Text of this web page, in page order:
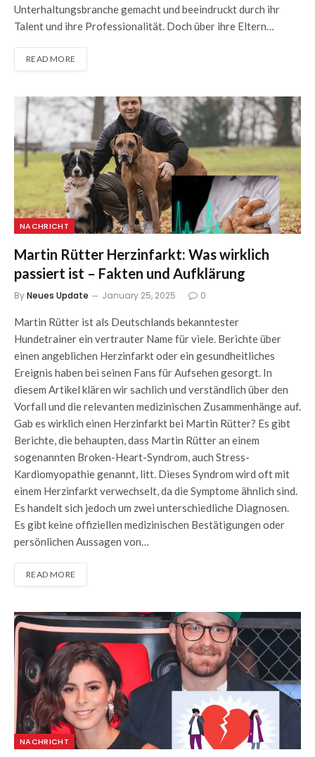
Unterhaltungsbranche gemacht und beeindruckt durch ihr
Talent und ihre Professionalität. Doch über ihre Eltern…
READ MORE
NACHRICHT
Martin Rütter Herzinfarkt: Was wirklich
passiert ist – Fakten und Aufklärung
ByNeues Update January 25, 2025 0
Martin Rütter ist als Deutschlands bekanntester
Hundetrainer ein vertrauter Name für viele. Berichte über
einen angeblichen Herzinfarkt oder ein gesundheitliches
Ereignis haben bei seinen Fans für Aufsehen gesorgt. In
diesem Artikel klären wir sachlich und verständlich über den
Vorfall und die relevanten medizinischen Zusammenhänge auf.
Gab es wirklich einen Herzinfarkt bei Martin Rütter? Es gibt
Berichte, die behaupten, dass Martin Rütter an einem
sogenannten Broken-Heart-Syndrom, auch Stress-
Kardiomyopathie genannt, litt. Dieses Syndrom wird oft mit
einem Herzinfarkt verwechselt, da die Symptome ähnlich sind.
Es handelt sich jedoch um zwei unterschiedliche Diagnosen.
Es gibt keine offiziellen medizinischen Bestätigungen oder
persönlichen Aussagen von…
READ MORE
NACHRICHT